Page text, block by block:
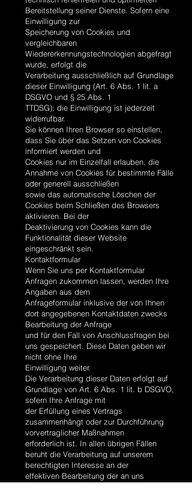
Bereitstellung seiner Dienste. Sofern eine
Einwilligung zur
Speicherung von Cookies und
vergleichbaren
Wiedererkennungstechnologien abgefragt
wurde, erfolgt die
Verarbeitung ausschließlich auf Grundlage
dieser Einwilligung (Art. 6 Abs. 1 lit. a
DSGVO und § 25 Abs. 1
TTDSG); die Einwilligung ist jederzeit
widerrufbar.
Sie können Ihren Browser so einstellen,
dass Sie über das Setzen von Cookies
informiert werden und
Cookies nur im Einzelfall erlauben, die
Annahme von Cookies für bestimmte Fälle
oder generell ausschließen
sowie das automatische Löschen der
Cookies beim Schließen des Browsers
aktivieren. Bei der
Deaktivierung von Cookies kann die
Funktionalität dieser Website
eingeschränkt sein.
Kontaktformular
Wenn Sie uns per Kontaktformular
Anfragen zukommen lassen, werden Ihre
Angaben aus dem
Anfrageformular inklusive der von Ihnen
dort angegebenen Kontaktdaten zwecks
Bearbeitung der Anfrage
und für den Fall von Anschlussfragen bei
uns gespeichert. Diese Daten geben wir
nicht ohne Ihre
Einwilligung weiter.
Die Verarbeitung dieser Daten erfolgt auf
Grundlage von Art. 6 Abs. 1 lit. b DSGVO,
sofern Ihre Anfrage mit
der Erfüllung eines Vertrags
zusammenhängt oder zur Durchführung
vorvertraglicher Maßnahmen
erforderlich ist. In allen übrigen Fällen
beruht die Verarbeitung auf unserem
berechtigten Interesse an der
effektiven Bearbeitung der an uns